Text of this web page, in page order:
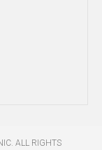
ALL RIGHTS